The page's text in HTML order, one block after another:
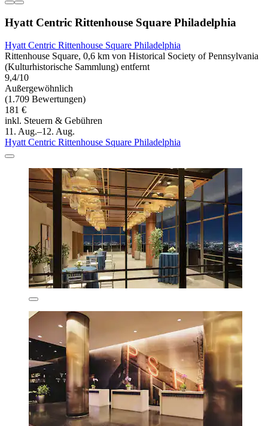
Hyatt Centric Rittenhouse Square Philadelphia
Hyatt Centric Rittenhouse Square Philadelphia
Rittenhouse Square, 0,6 km von Historical Society of Pennsylvania
(Kulturhistorische Sammlung) entfernt
9,4/10
Außergewöhnlich
(1.709 Bewertungen)
181 €
inkl. Steuern & Gebühren
11. Aug.–12. Aug.
Hyatt Centric Rittenhouse Square Philadelphia